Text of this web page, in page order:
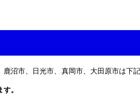
沼市、日光市、真岡市、大田原市は下
。